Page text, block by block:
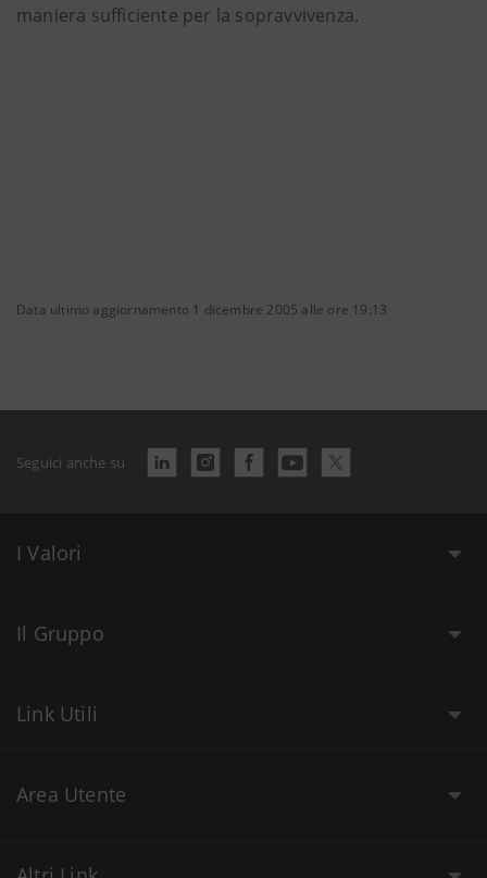
maniera sufficiente per la sopravvivenza.
Data ultimo aggiornamento 1 dicembre 2005 alle ore 19:13
Seguici anche su
I Valori
Il Gruppo
Link Utili
Area Utente